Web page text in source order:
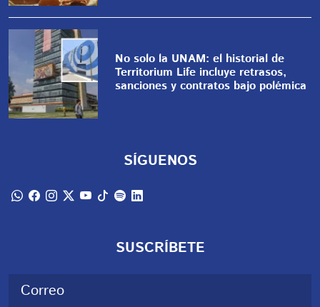
No solo la UNAM: el historial de
Territorium Life incluye retrasos,
sanciones y contratos bajo polémica
SÍGUENOS
SUSCRÍBETE